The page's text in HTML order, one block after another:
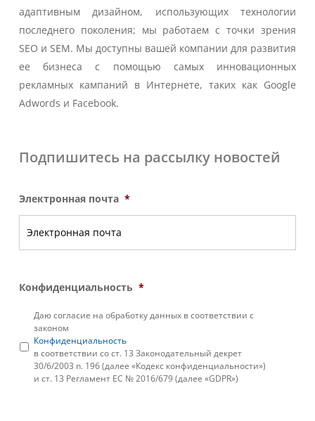
адаптивным дизайном, использующих технологии
последнего поколения; мы работаем с точки зрения
SEO и SEM. Мы доступны вашей компании для развития
ее бизнеса с помощью самых инновационных
рекламных кампаний в Интернете, таких как Google
Adwords и Facebook.
Подпишитесь на рассылку новостей
Электронная почта *
Конфиденциальность *
Даю согласие на обработку данных в соответствии с
законом
Конфиденциальность
в соответствии со ст. 13 Законодательный декрет
30/6/2003 n. 196 (далее «Кодекс конфиденциальности»)
и ст. 13 Регламент ЕС № 2016/679 (далее «GDPR»)